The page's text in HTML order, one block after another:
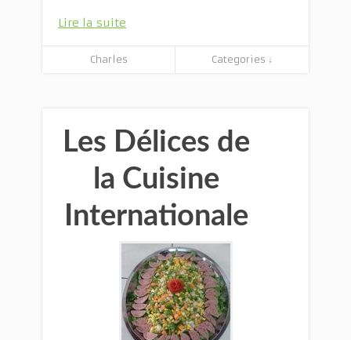
Lire la suite
Charles Categories ↓
Les Délices de
la Cuisine
Internationale